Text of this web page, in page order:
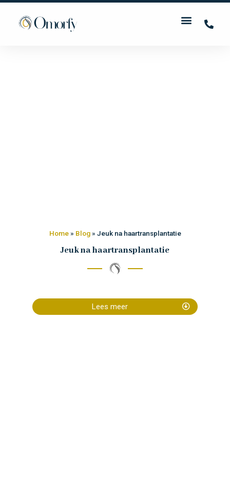
Home» Blog» Jeuk na haartransplantatie
Jeuk na haartransplantatie
Lees meer